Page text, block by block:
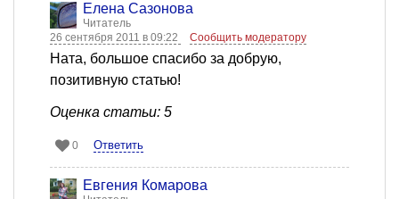
Елена Сазонова
Читатель
26 сентября 2011 в 09:22
Сообщить модератору
Ната, большое спасибо за добрую,
позитивную статью!
Оценка статьи: 5
0 Ответить
Евгения Комарова